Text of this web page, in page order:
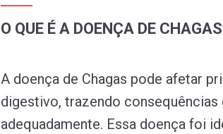
O QUE É A DOENÇA DE
A doença de Chagas pode afetar
digestivo, trazendo consequências
adequadamente. Essa doença foi